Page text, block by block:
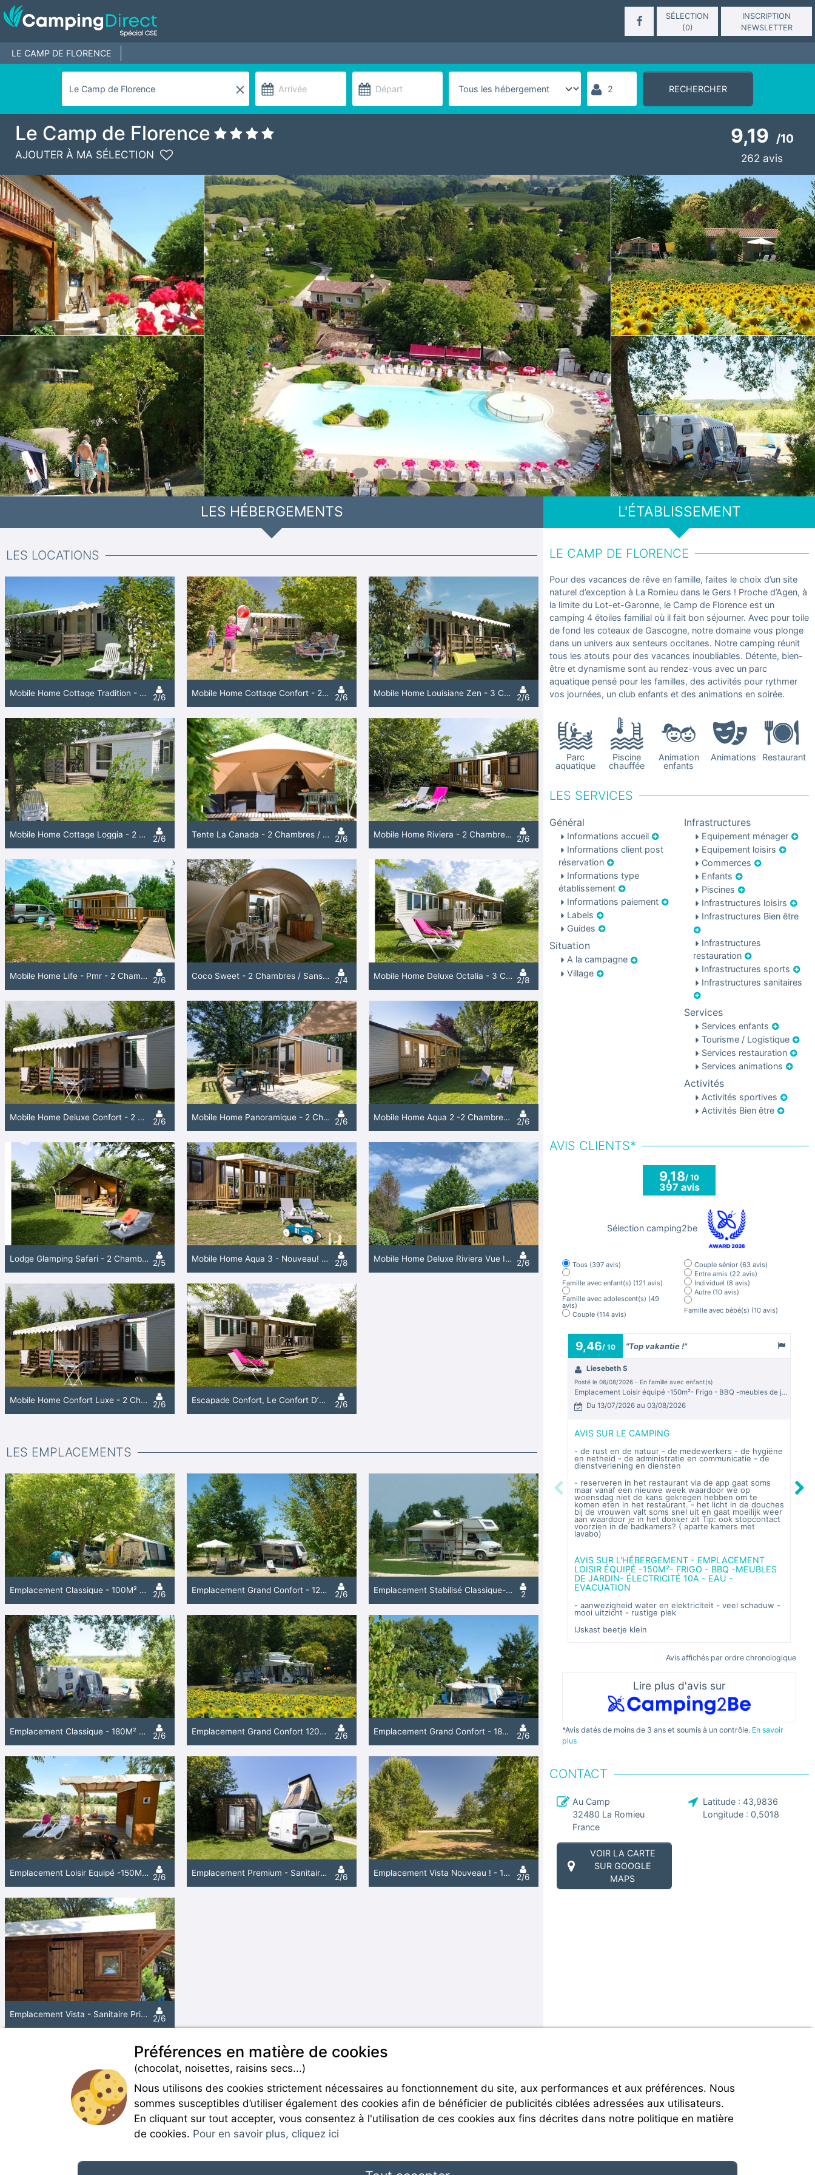
SÉLECTION
(0)
INSCRIPTION
NEWSLETTER
LE CAMP DE FLORENCE
RECHERCHER
Le Camp de Florence
AJOUTER À MA SÉLECTION
9,19 /10
262 avis
L'ÉTABLISSEMENT
LE CAMP DE FLORENCE
Pour des vacances de rêve en famille, faites le choix d’un site
naturel d’exception à La Romieu dans le Gers ! Proche d’Agen, à
la limite du Lot-et-Garonne, le Camp de Florence est un
camping 4 étoiles familial où il fait bon séjourner. Avec pour toile
de fond les coteaux de Gascogne, notre domaine vous plonge
dans un univers aux senteurs occitanes. Notre camping réunit
tous les atouts pour des vacances inoubliables. Détente, bien-
être et dynamisme sont au rendez-vous avec un parc
aquatique pensé pour les familles, des activités pour rythmer
vos journées, un club enfants et des animations en soirée.
Parc
aquatique
Piscine
chauffée
Animation
enfants
Animations Restaurant
LES SERVICES
Général
Informations accueil
Informations client post
réservation
Informations type
établissement
Informations paiement
Labels
Guides
Situation
A la campagne
Village
Infrastructures
Equipement ménager
Equipement loisirs
Commerces
Enfants
Piscines
Infrastructures loisirs
Infrastructures Bien être
Infrastructures
restauration
Infrastructures sports
Infrastructures sanitaires
Services
Services enfants
Tourisme / Logistique
Services restauration
Services animations
Activités
Activités sportives
Activités Bien être
AVIS CLIENTS*
9,18/ 10
397 avis
Sélection camping2be
Tous (397 avis)
Famille avec enfant(s) (121 avis)
Famille avec adolescent(s) (49
avis)
Couple (114 avis)
Couple sénior (63 avis)
Entre amis (22 avis)
Individuel (8 avis)
Autre (10 avis)
Famille avec bébé(s) (10 avis)
Previous
9,46/ 10 "Top vakantie !"
Liesebeth S
Posté le 06/08/2026 - En famille avec enfant(s)
Emplacement Loisir équipé -150m²- Frigo - BBQ -meubles de jardin- électricité 10A - Eau - Evacuation
Du 13/07/2026 au 03/08/2026
AVIS SUR LE CAMPING
- de rust en de natuur - de medewerkers - de hygiëne
en netheid - de administratie en communicatie - de
dienstverlening en diensten
- reserveren in het restaurant via de app gaat soms
maar vanaf een nieuwe week waardoor we op
woensdag niet de kans gekregen hebben om te
komen eten in het restaurant. - het licht in de douches
bij de vrouwen valt soms snel uit en gaat moeilijk weer
aan waardoor je in het donker zit Tip: ook stopcontact
voorzien in de badkamers? ( aparte kamers met
lavabo)
AVIS SUR L'HÉBERGEMENT - EMPLACEMENT
LOISIR ÉQUIPÉ -150M²- FRIGO - BBQ -MEUBLES
DE JARDIN- ÉLECTRICITÉ 10A - EAU -
EVACUATION
- aanwezigheid water en elektriciteit - veel schaduw -
mooi uitzicht - rustige plek
IJskast beetje klein
et
Next
Avis affichés par ordre chronologique
Lire plus d'avis sur
*Avis datés de moins de 3 ans et soumis à un contrôle. En savoir
plus
CONTACT
Au Camp
32480 La Romieu
France
Latitude : 43,9836
Longitude : 0,5018
VOIR LA CARTE
SUR GOOGLE
MAPS
LES HÉBERGEMENTS
LES LOCATIONS
Mobile Home Cottage Tradition - 2 Chambres / 1 Salle De Bain 2/6 Mobile Home Cottage Confort - 2 Chambres / 1 Salle De Bain 2/6 Mobile Home Louisiane Zen - 3 Chambres / 1 Salle De Bain 2/6
Mobile Home Cottage Loggia - 2 Chambres / 1 Salle De Bain 2/6 Tente La Canada - 2 Chambres / Sans Salle De Bain 2/6 Mobile Home Riviera - 2 Chambres / 1 Salle De Bain + Climatisation 2/6
Mobile Home Life - Pmr - 2 Chambres - 1 Salle De Bain + Climatisation 2/6 Coco Sweet - 2 Chambres / Sans Salle De Bain 2/4 Mobile Home Deluxe Octalia - 3 Chambres / 1 Salle De Bain + Climatisation 2/8
Mobile Home Deluxe Confort - 2 Chambres / 1 Salle De Bain + Climatisation 2/6 Mobile Home Panoramique - 2 Chambres / 1 Salle De Bain + Climatisation 2/6 Mobile Home Aqua 2 -2 Chambres - 2 Sdb + Climatisation 2/6
Lodge Glamping Safari - 2 Chambres / 1 Salle De Bain 2/5 Mobile Home Aqua 3 - Nouveau! - 3 Chambres / 2 Salle De Bain + Climatisation 2/8 Mobile Home Deluxe Riviera Vue Imprenable Sur Les Collines Nouveau - 2 Chambres / 1 Sdb + Clim 2/6
Mobile Home Confort Luxe - 2 Chambres / 1 Salle De Bain + Climatisation 2/6 Escapade Confort, Le Confort D’Un Séjour Prêt À Vivre, Même Pour Une Seule Nuit. 2/6
LES EMPLACEMENTS
Emplacement Classique - 100M² À 130M²- Électricité 10A 2/6 Emplacement Grand Confort - 120M² À 150M² - Electricité 10A - Eau - Evacuation Wc Eaux Grises 2/6 Emplacement Stabilisé Classique- 100M² - Électricité 10A 2
Emplacement Classique - 180M² - Électricité 10A 2/6 Emplacement Grand Confort 120M²- Stabilisé - Electricité 10 A - Eau - Evacuation Wc Eaux Grises 2/6 Emplacement Grand Confort - 180M² - Electricité 10 A - Eau - Evacuation 2/6
Emplacement Loisir Équipé -150M²- Frigo - Bbq -Meubles De Jardin- Électricité 10A - Eau - Evacuation 2/6 Emplacement Premium - Sanitaire Prive -180M² - Frigo - Micro Onde - Electricité 10A - Eau 2/6 Emplacement Vista Nouveau ! - 180M² - Electricité 10 A - Eau - Evacuation 2/6
Emplacement Vista - Sanitaire Prive -220M² A 260M² - Electricité 10A - Eau - Evacuation 2/6
Rejoignez-nous
Préférences en matière de cookies
(chocolat, noisettes, raisins secs...)
Nous utilisons des cookies strictement nécessaires au fonctionnement du site, aux performances et aux préférences. Nous
sommes susceptibles d’utiliser également des cookies afin de bénéficier de publicités ciblées adressées aux utilisateurs.
En cliquant sur tout accepter, vous consentez à l'utilisation de ces cookies aux fins décrites dans notre politique en matière
de cookies. Pour en savoir plus, cliquez ici